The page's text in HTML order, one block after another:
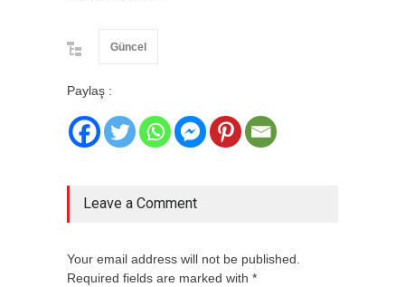
Güncel
Paylaş :
Leave a Comment
Your email address will not be published.
Required fields are marked with *